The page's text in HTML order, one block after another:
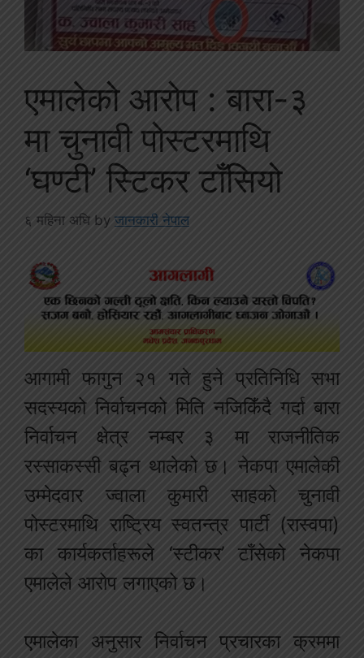
एमालेको आरोप : बारा-३
मा चुनावी पोस्टरमाथि
‘घण्टी’ स्टिकर टाँसियो
६ महिना अघि by जानकारी नेपाल
आगामी फागुन २१ गते हुने प्रतिनिधि सभा
सदस्यको निर्वाचनको मिति नजिकिँदै गर्दा बारा
निर्वाचन क्षेत्र नम्बर ३ मा राजनीतिक
रस्साकस्सी बढ्न थालेको छ। नेकपा एमालेकी
उम्मेदवार ज्वाला कुमारी साहको चुनावी
पोस्टरमाथि राष्ट्रिय स्वतन्त्र पार्टी (रास्वपा)
का कार्यकर्ताहरूले ‘स्टीकर’ टाँसेको नेकपा
एमालेले आरोप लगाएको छ।
एमालेका अनुसार निर्वाचन प्रचारका क्रममा